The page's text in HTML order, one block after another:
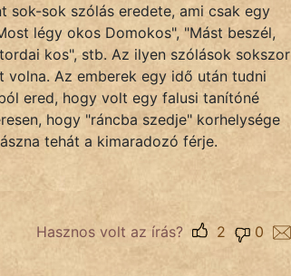
sok-sok szólás eredete, ami csak egy
légy okos Domokos", "Mást beszél,
kos", stb. Az ilyen szólások sokszor
Az emberek egy idő után tudni
ered, hogy volt egy falusi tanítóné
hogy "ráncba szedje" korhelysége
tehát a kimaradozó férje.
Hasznos volt az írás? 0
2